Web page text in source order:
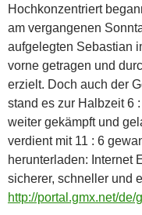
Hochkonzentriert
am vergangenen
aufgelegten Sebastian
vorne getragen und
erzielt. Doch auch der
stand es zur Halbzeit 6
weiter gekämpft und
verdient mit 11 : 6
herunterladen: Internet
sicherer, schneller und
http://portal.gmx.net/de/